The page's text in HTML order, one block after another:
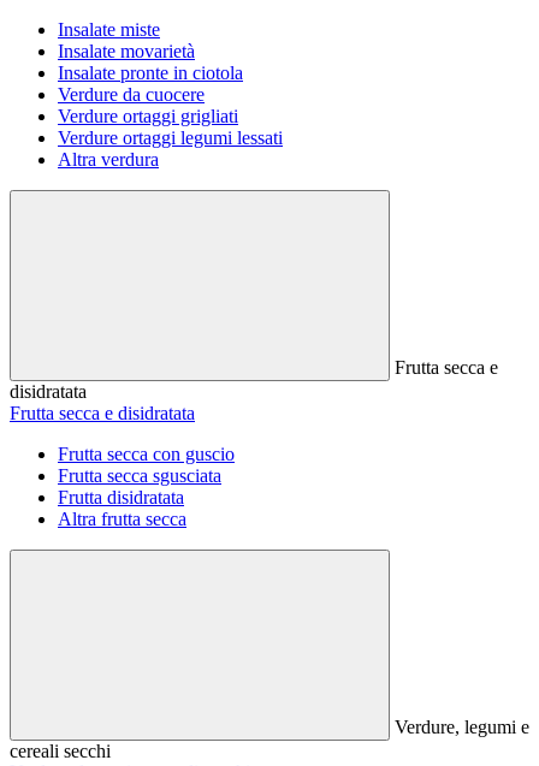
Insalate miste
Insalate movarietà
Insalate pronte in ciotola
Verdure da cuocere
Verdure ortaggi grigliati
Verdure ortaggi legumi lessati
Altra verdura
Frutta secca e
disidratata
Frutta secca e disidratata
Frutta secca con guscio
Frutta secca sgusciata
Frutta disidratata
Altra frutta secca
Verdure, legumi e
cereali secchi